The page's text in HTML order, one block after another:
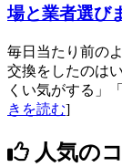
場と業者選び
毎日当たり前の
交換をしたのは
くい気がする」
きを読む]
人気の